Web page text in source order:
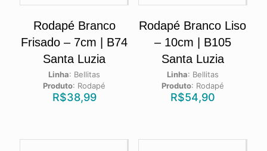
Rodapé Branco
Frisado – 7cm | B74
Santa Luzia
Linha: Bellitas
Produto: Rodapé
R$38,99
Rodapé Branco Liso
– 10cm | B105
Santa Luzia
Linha: Bellitas
Produto: Rodapé
R$54,90